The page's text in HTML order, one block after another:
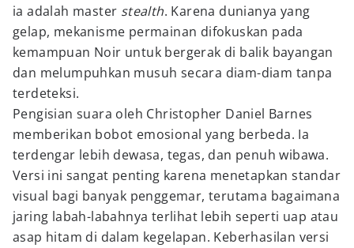
ia adalah master stealth. Karena dunianya yang
gelap, mekanisme permainan difokuskan pada
kemampuan Noir untuk bergerak di balik bayangan
dan melumpuhkan musuh secara diam-diam tanpa
terdeteksi.
Pengisian suara oleh Christopher Daniel Barnes
memberikan bobot emosional yang berbeda. Ia
terdengar lebih dewasa, tegas, dan penuh wibawa.
Versi ini sangat penting karena menetapkan standar
visual bagi banyak penggemar, terutama bagaimana
jaring labah-labahnya terlihat lebih seperti uap atau
asap hitam di dalam kegelapan. Keberhasilan versi